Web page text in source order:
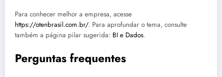
Para conhecer melhor a empresa, acesse
https://otenbrasil.com.br/. Para aprofundar o tema, consulte
também a página pilar sugerida: BI e Dados.
Perguntas frequentes